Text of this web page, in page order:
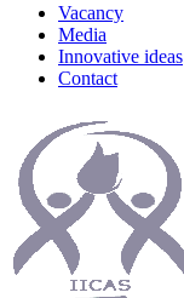
Vacancy
Media
Innovative ideas
Contact